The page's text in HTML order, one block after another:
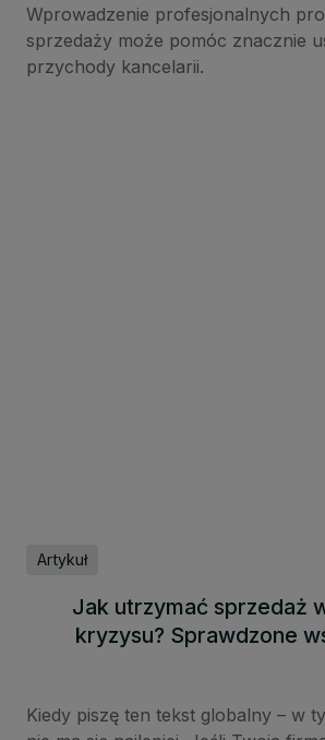
Wprowadzenie profesjonalnych
sprzedaży może pomóc znacznie
przychody kancelarii.
Artykuł
Jak utrzymać sprzedaż
kryzysu? Sprawdzone
Kiedy piszę ten tekst globalny – w